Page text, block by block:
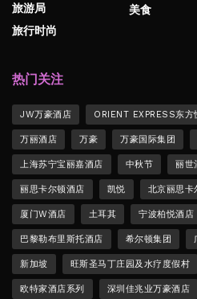
旅游局
旅行时尚
美食
热门关注
JW万豪酒店 ORIENT EXPRESS东方
万丽酒店 万豪 万豪国际集团
上海苏宁宝丽嘉酒店 中秋节 丽世
丽思卡尔顿酒店 凯悦 北京丽思卡
厦门W酒店 土耳其 宁波柏悦酒店
巴黎勒布里斯托酒店 希尔顿集团
新加坡 旺斯圣马丁庄园及水疗度假村
欧特家酒店系列 深圳佳兆业万豪酒店